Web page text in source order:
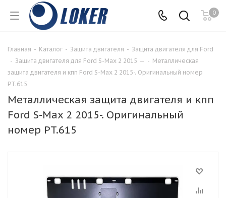
0
Главная - Каталог - Защита двигателя - Защита двигателя для Ford
- Защита двигателя для Ford S-Max 2 2015 — - Металлическая
защита двигателя и кпп Ford S-Max 2 2015-. Оригинальный номер
PT.615
Металлическая защита двигателя и кпп
Ford S-Max 2 2015-. Оригинальный
номер PT.615